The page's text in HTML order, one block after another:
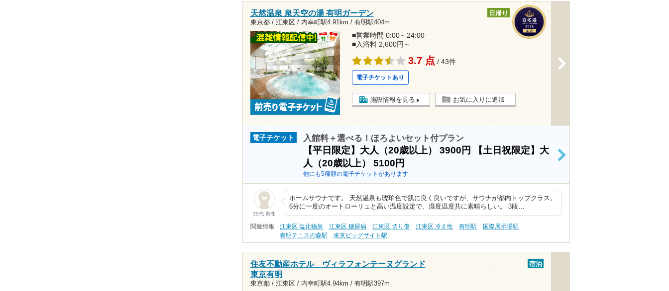
天然温泉 泉天空の湯 有明ガーデン
東京都 / 江東区 / 内幸町駅4.91km / 有明駅404m
日帰り
■営業時間 0:00～24:00
■入浴料 2,600円～
3.7 点 / 43件
電子チケットあり
施設情報を見る お気に入りに追加
電子チケット 入館料＋選べる！ほろよいセット付プラン
【平日限定】大人（20歳以上） 3900円
【土日祝限定】大
人（20歳以上） 5100円
他にも5種類の電子チケットがあります
>
30代 男性
ホームサウナです。 天然温泉も琥珀色で肌に良く良いですが、サウナが都内トップクラス。
6分に一度のオートローリュと高い温度設定で、湿度温度共に素晴らしい。 3段…
関連情報 江東区 塩化物泉 江東区 糖尿病 江東区 切り傷 江東区 冷え性 有明駅
国際展示場駅
有明テニスの森駅
東京ビッグサイト駅
住友不動産ホテル ヴィラフォンテーヌグランド
東京有明
東京都 / 江東区 / 内幸町駅4.94km / 有明駅397m
宿泊